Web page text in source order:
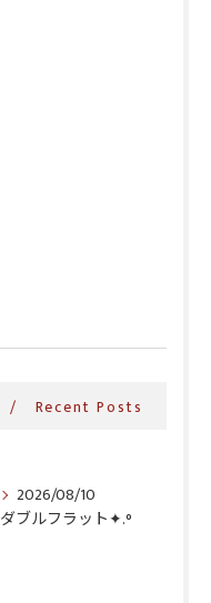
Recent Posts
2026/08/10
ダブルフラット✦.°